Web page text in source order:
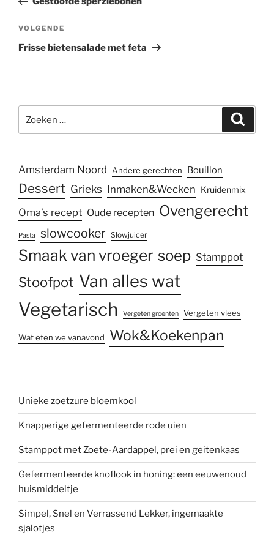
Volgend
bericht
VOLGENDE
Frisse bietensalade met feta
naar:
Amsterdam Noord Andere gerechten Bouillon
Dessert Grieks Inmaken&Wecken Kruidenmix
Oma’s recept Oude recepten Ovengerecht
Pasta slowcooker Slowjuicer
Smaak van vroeger soep Stamppot
Stoofpot Van alles wat
Vegetarisch Vergeten groenten Vergeten vlees
Wat eten we vanavond Wok&Koekenpan
Unieke zoetzure bloemkool
Knapperige gefermenteerde rode uien
Stamppot met Zoete-Aardappel, prei en geitenkaas
Gefermenteerde knoflook in honing: een eeuwenoud
huismiddeltje
Simpel, Snel en Verrassend Lekker, ingemaakte
sjalotjes